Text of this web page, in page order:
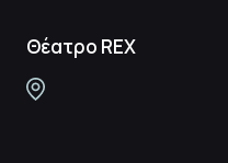
Θέατρο REX